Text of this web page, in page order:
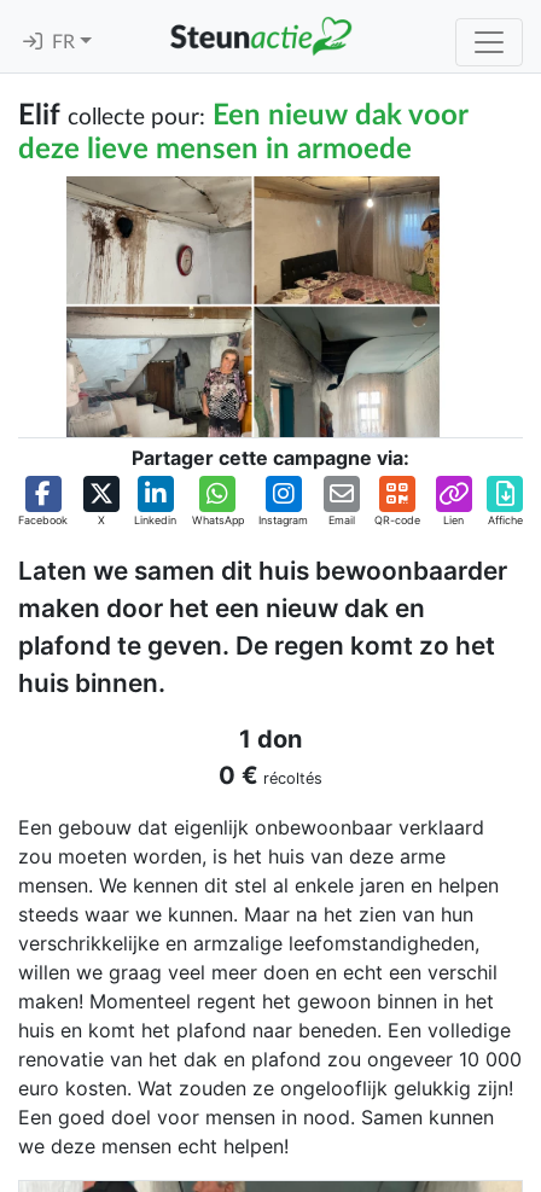
FR
Elif collecte pour:
Een nieuw dak voor
deze lieve mensen in armoede
Partager cette campagne via:
Facebook X Linkedin WhatsApp Instagram Email QR-code Lien Affiche
Laten we samen dit huis bewoonbaarder
maken door het een nieuw dak en
plafond te geven. De regen komt zo het
huis binnen.
1 don
0 € récoltés
Een gebouw dat eigenlijk onbewoonbaar verklaard
zou moeten worden, is het huis van deze arme
mensen. We kennen dit stel al enkele jaren en helpen
steeds waar we kunnen. Maar na het zien van hun
verschrikkelijke en armzalige leefomstandigheden,
willen we graag veel meer doen en echt een verschil
maken! Momenteel regent het gewoon binnen in het
huis en komt het plafond naar beneden. Een volledige
renovatie van het dak en plafond zou ongeveer 10 000
euro kosten. Wat zouden ze ongelooflijk gelukkig zijn!
Een goed doel voor mensen in nood. Samen kunnen
we deze mensen echt helpen!